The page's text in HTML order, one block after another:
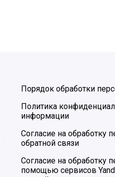
Порядок обработки
Политика
информации
Согласие на обработку
обратной связи
Согласие на обработку
помощью сервисов